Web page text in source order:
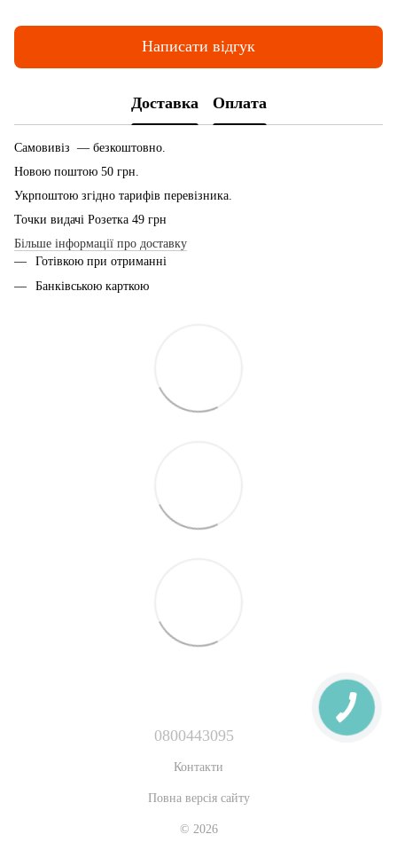
Написати відгук
Доставка Оплата
Самовивіз — безкоштовно.
Новою поштою 50 грн.
Укрпоштою згідно тарифів перевізника.
Точки видачі Розетка 49 грн
Більше інформації про доставку
Готівкою при отриманні
Банківською карткою
0800443095
Контакти
Повна версія сайту
© 2026